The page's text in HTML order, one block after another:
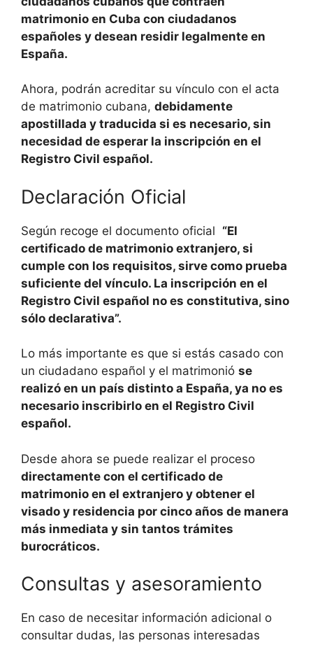
matrimonio en Cuba con ciudadanos
españoles y desean residir legalmente en
España.
Ahora, podrán acreditar su vínculo con el acta
de matrimonio cubana, debidamente
apostillada y traducida si es necesario, sin
necesidad de esperar la inscripción en el
Registro Civil español.
Declaración Oficial
Según recoge el documento oficial “El
certificado de matrimonio extranjero, si
cumple con los requisitos, sirve como prueba
suficiente del vínculo. La inscripción en el
Registro Civil español no es constitutiva, sino
sólo declarativa”.
Lo más importante es que si estás casado con
un ciudadano español y el matrimonió se
realizó en un país distinto a España, ya no es
necesario inscribirlo en el Registro Civil
español.
Desde ahora se puede realizar el proceso
directamente con el certificado de
matrimonio en el extranjero y obtener el
visado y residencia por cinco años de manera
más inmediata y sin tantos trámites
burocráticos.
Consultas y asesoramiento
En caso de necesitar información adicional o
consultar dudas, las personas interesadas